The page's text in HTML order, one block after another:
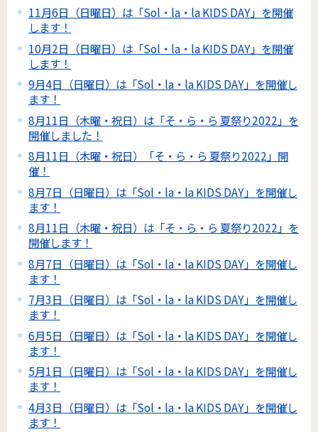
11月6日（日曜日）は「Sol・la・la KIDS DAY」を開催
します！
10月2日（日曜日）は「Sol・la・la KIDS DAY」を開催
します！
9月4日（日曜日）は「Sol・la・la KIDS DAY」を開催し
ます！
8月11日（木曜・祝日）は「そ・ら・ら 夏祭り2022」を
開催しました！
8月11日（木曜・祝日）「そ・ら・ら 夏祭り2022」開
催！
8月7日（日曜日）は「Sol・la・la KIDS DAY」を開催し
ます！
8月11日（木曜・祝日）は「そ・ら・ら 夏祭り2022」を
開催します！
8月7日（日曜日）は「Sol・la・la KIDS DAY」を開催し
ます！
7月3日（日曜日）は「Sol・la・la KIDS DAY」を開催し
ます！
6月5日（日曜日）は「Sol・la・la KIDS DAY」を開催し
ます！
5月1日（日曜日）は「Sol・la・la KIDS DAY」を開催し
ます！
4月3日（日曜日）は「Sol・la・la KIDS DAY」を開催し
ます！